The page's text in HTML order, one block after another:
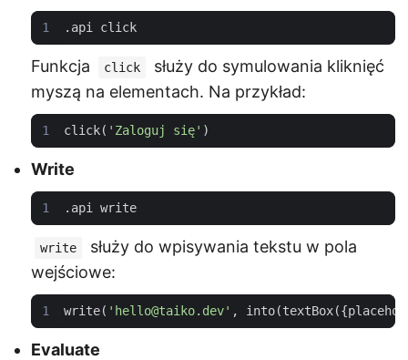
. api click
Funkcja click
służy do symulowania kliknięć
myszą na elementach. Na przykład:
click( 'Zaloguj się' )
Write
. api write
write
służy do wpisywania tekstu w pola
wejściowe:
write( 'hello@taiko.dev' , into(textBox({
Evaluate